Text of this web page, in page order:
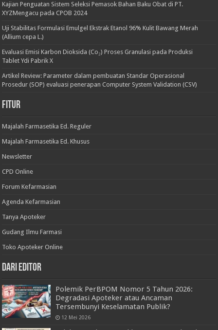
Kajian Penguatan Sistem Seleksi Pemasok Bahan Baku Obat di PT.
XYZMengacu pada CPOB 2024
Uji Stabilitas Formulasi Emulgel Ekstrak Etanol 96% Kulit Bawang Merah
(Allium cepa L.)
Evaluasi Emisi Karbon Dioksida (Co₂) Proses Granulasi pada Produksi
Tablet Ydi Pabrik X
Artikel Review: Parameter dalam pembuatan Standar Operasional
Prosedur (SOP) evaluasi penerapan Computer System Validation (CSV)
Fitur
Majalah Farmasetika Ed. Reguler
Majalah Farmasetika Ed. Khusus
Newsletter
CPD Online
Forum Kefarmasian
Agenda Kefarmasian
Tanya Apoteker
Gudang Ilmu Farmasi
Toko Apoteker Online
Dari Editor
Polemik PerBPOM Nomor 5 Tahun 2026:
Degradasi Apoteker atau Ancaman
Tersembunyi Keselamatan Publik?
12 Mei 2026